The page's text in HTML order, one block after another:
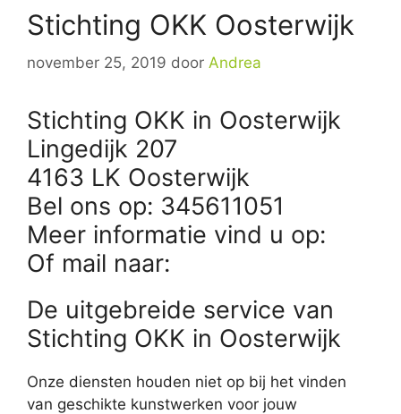
Stichting OKK Oosterwijk
november 25, 2019 door Andrea
Stichting OKK in Oosterwijk
Lingedijk 207
4163 LK Oosterwijk
Bel ons op: 345611051
Meer informatie vind u op:
Of mail naar:
De uitgebreide service van
Stichting OKK in Oosterwijk
Onze diensten houden niet op bij het vinden
van geschikte kunstwerken voor jouw